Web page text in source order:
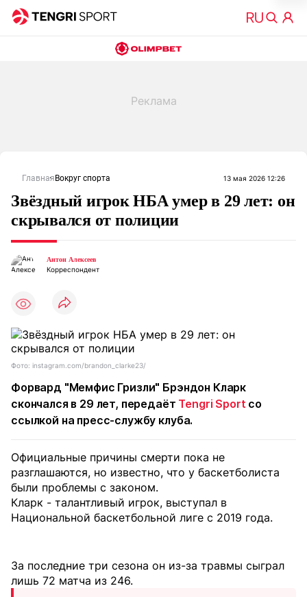
Главная Вокруг спорта 13 мая 2026 12:26
Звёздный игрок НБА умер в 29 лет: он
скрывался от полиции
Антон Алексеев
Корреспондент
Фото: instagram.com/brandon_clarke23/
Форвард "Мемфис Гризли" Брэндон Кларк
скончался в 29 лет, передаёт Tengri Sport со
ссылкой на пресс-службу клуба.
Официальные причины смерти пока не
разглашаются, но известно, что у баскетболиста
были проблемы с законом.
Кларк - талантливый игрок, выступал в
Национальной баскетбольной лиге с 2019 года.
За последние три сезона он из-за травмы сыграл
лишь 72 матча из 246.